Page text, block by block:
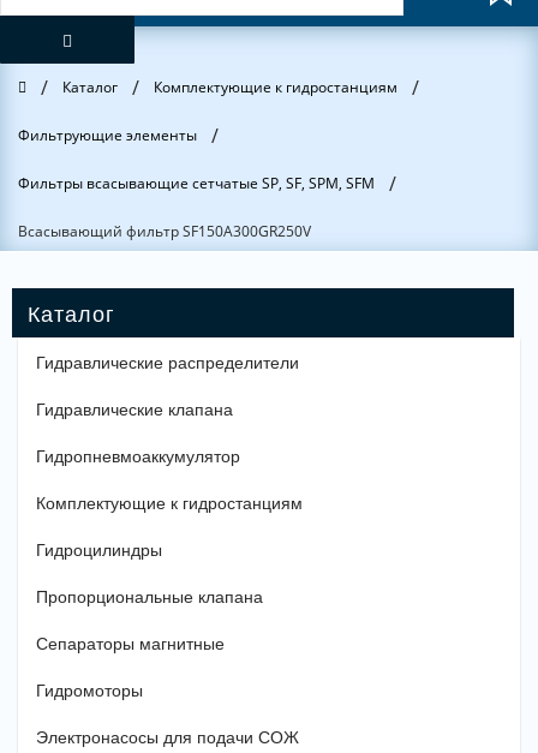
Главная
/ Каталог / Комплектующие к гидростанциям /
Фильтрующие элементы /
Фильтры всасывающие сетчатые SP, SF, SPM, SFM /
Всасывающий фильтр SF150A300GR250V
Гидравлические распределители
Гидравлические клапана
Гидропневмоаккумулятор
Комплектующие к гидростанциям
Гидроцилиндры
Пропорциональные клапана
Сепараторы магнитные
Гидромоторы
Электронасосы для подачи СОЖ